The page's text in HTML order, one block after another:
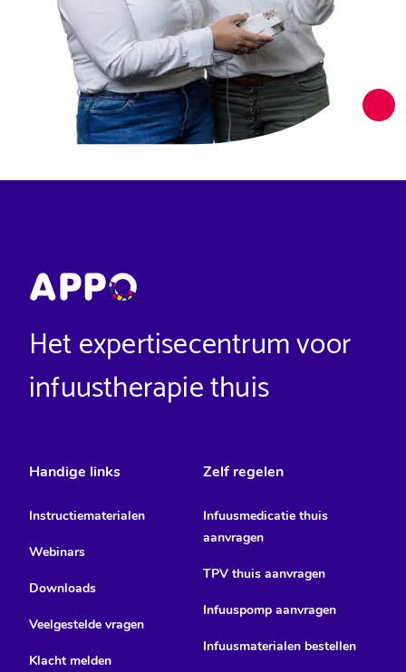
Het expertisecentrum voor
infuustherapie thuis
Handige links
Instructiematerialen
Webinars
Downloads
Veelgestelde vragen
Klacht melden
Zelf regelen
Infuusmedicatie thuis
aanvragen
TPV thuis aanvragen
Infuuspomp aanvragen
Infuusmaterialen bestellen